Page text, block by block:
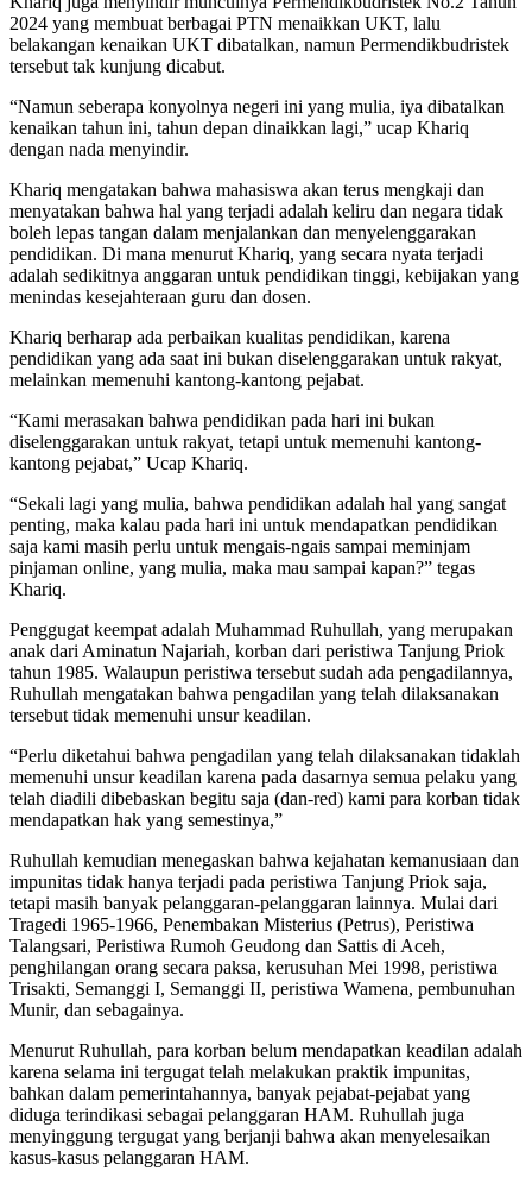
2024 yang membuat berbagai PTN menaikkan UKT, lalu
belakangan kenaikan UKT dibatalkan, namun Permendikbudristek
tersebut tak kunjung dicabut.
“Namun seberapa konyolnya negeri ini yang mulia, iya dibatalkan
kenaikan tahun ini, tahun depan dinaikkan lagi,” ucap Khariq
dengan nada menyindir.
Khariq mengatakan bahwa mahasiswa akan terus mengkaji dan
menyatakan bahwa hal yang terjadi adalah keliru dan negara tidak
boleh lepas tangan dalam menjalankan dan menyelenggarakan
pendidikan. Di mana menurut Khariq, yang secara nyata terjadi
adalah sedikitnya anggaran untuk pendidikan tinggi, kebijakan yang
menindas kesejahteraan guru dan dosen.
Khariq berharap ada perbaikan kualitas pendidikan, karena
pendidikan yang ada saat ini bukan diselenggarakan untuk rakyat,
melainkan memenuhi kantong-kantong pejabat.
“Kami merasakan bahwa pendidikan pada hari ini bukan
diselenggarakan untuk rakyat, tetapi untuk memenuhi kantong-
kantong pejabat,” Ucap Khariq.
“Sekali lagi yang mulia, bahwa pendidikan adalah hal yang sangat
penting, maka kalau pada hari ini untuk mendapatkan pendidikan
saja kami masih perlu untuk mengais-ngais sampai meminjam
pinjaman online, yang mulia, maka mau sampai kapan?” tegas
Khariq.
Penggugat keempat adalah Muhammad Ruhullah, yang merupakan
anak dari Aminatun Najariah, korban dari peristiwa Tanjung Priok
tahun 1985. Walaupun peristiwa tersebut sudah ada pengadilannya,
Ruhullah mengatakan bahwa pengadilan yang telah dilaksanakan
tersebut tidak memenuhi unsur keadilan.
“Perlu diketahui bahwa pengadilan yang telah dilaksanakan tidaklah
memenuhi unsur keadilan karena pada dasarnya semua pelaku yang
telah diadili dibebaskan begitu saja (dan-red) kami para korban tidak
mendapatkan hak yang semestinya,”
Ruhullah kemudian menegaskan bahwa kejahatan kemanusiaan dan
impunitas tidak hanya terjadi pada peristiwa Tanjung Priok saja,
tetapi masih banyak pelanggaran-pelanggaran lainnya. Mulai dari
Tragedi 1965-1966, Penembakan Misterius (Petrus), Peristiwa
Talangsari, Peristiwa Rumoh Geudong dan Sattis di Aceh,
penghilangan orang secara paksa, kerusuhan Mei 1998, peristiwa
Trisakti, Semanggi I, Semanggi II, peristiwa Wamena, pembunuhan
Munir, dan sebagainya.
Menurut Ruhullah, para korban belum mendapatkan keadilan adalah
karena selama ini tergugat telah melakukan praktik impunitas,
bahkan dalam pemerintahannya, banyak pejabat-pejabat yang
diduga terindikasi sebagai pelanggaran HAM. Ruhullah juga
menyinggung tergugat yang berjanji bahwa akan menyelesaikan
kasus-kasus pelanggaran HAM.